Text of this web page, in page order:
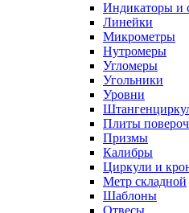
Индикаторы и
Линейки
Микрометры
Нутромеры
Угломеры
Угольники
Уровни
Плиты
Призмы
Калибры
Циркули и
Метр складной
Шаблоны
Отвесы